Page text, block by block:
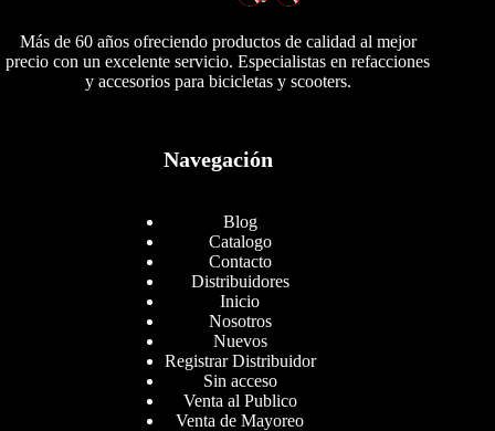
Más de 60 años ofreciendo productos de calidad al mejor
precio con un excelente servicio. Especialistas en refacciones
y accesorios para bicicletas y scooters.
Navegación
Blog
Catalogo
Contacto
Distribuidores
Inicio
Nosotros
Nuevos
Registrar Distribuidor
Sin acceso
Venta al Publico
Venta de Mayoreo